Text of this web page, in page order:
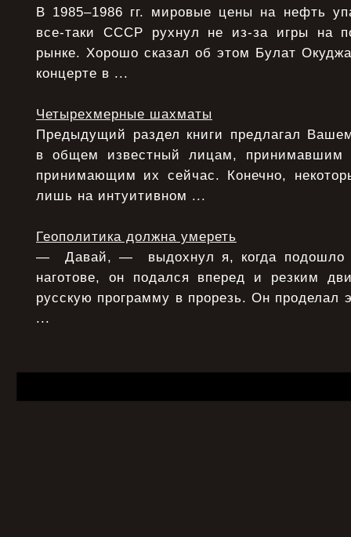
В 1985–1986 гг. мировые цены на нефть
все-таки СССР рухнул не из-за игры на
рынке. Хорошо сказал об этом Булат
концерте в ...
Четырехмерные шахматы
Предыдущий раздел книги предлагал
в общем известный лицам,
принимающим их сейчас. Конечно,
лишь на интуитивном ...
Геополитика должна умереть
— Давай, — выдохнул я, когда подошло
наготове, он подался вперед и резким
русскую программу в прорезь. Он проделал
...